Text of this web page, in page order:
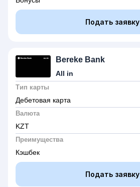
Подать заявку
Bereke Bank
All in
Тип карты
Дебетовая карта
Валюта
KZT
Преимущества
Кэшбек
Подать заявку